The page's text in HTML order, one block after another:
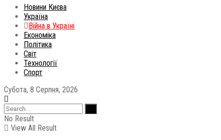
Новини Києва
Україна
Війна в Україні
Економіка
Політика
Світ
Технології
Спорт
Субота, 8 Серпня, 2026
No Result
View All Result